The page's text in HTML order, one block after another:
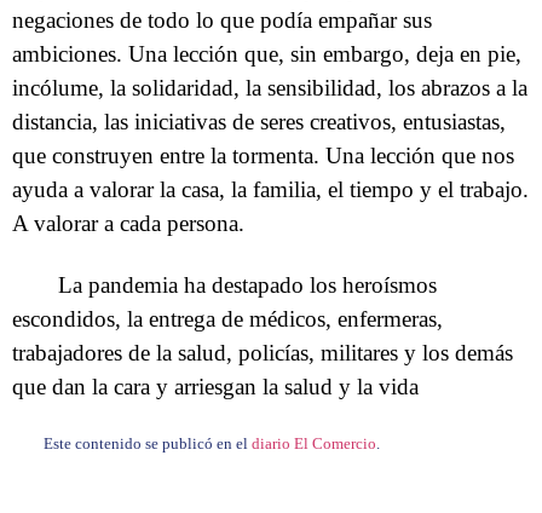
negaciones de todo lo que podía empañar sus
ambiciones. Una lección que, sin embargo, deja en pie,
incólume, la solidaridad, la sensibilidad, los abrazos a la
distancia, las iniciativas de seres creativos, entusiastas,
que construyen entre la tormenta. Una lección que nos
ayuda a valorar la casa, la familia, el tiempo y el trabajo.
A valorar a cada persona.
La pandemia ha destapado los heroísmos
escondidos, la entrega de médicos, enfermeras,
trabajadores de la salud, policías, militares y los demás
que dan la cara y arriesgan la salud y la vida
Este contenido se publicó en el diario El Comercio